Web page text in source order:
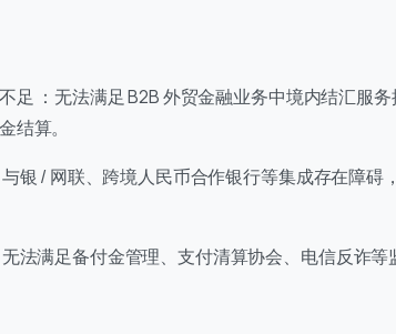
足 ：无法满足 B2B 外贸金融业务中境内结汇服
结算。
银 / 网联、跨境人民币合作银行等集成存在障碍
法满足备付金管理、支付清算协会、电信反诈